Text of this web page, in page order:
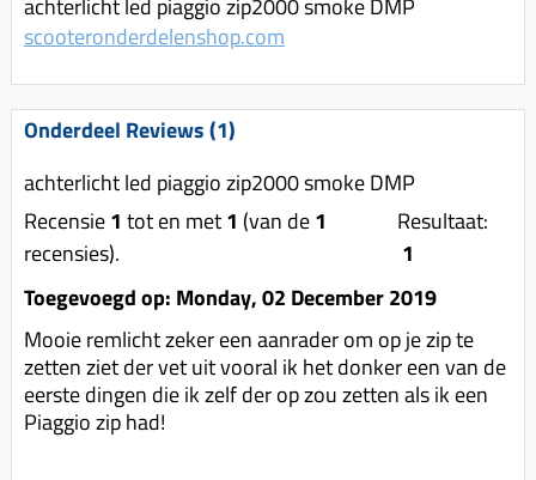
Radiateur (delen)
Waterpomp (delen)
Variorolsets
Pulley
Variateur (delen)
Variokit
Voor tandwielen
Zuigers
Origineel zuigers
Tomos opvoeren (kits)
Remschijven
Voorvork
Standaard
Kickstart (delen)
Accessoires overig
Gereedschap
achterlicht led piaggio zip2000 smoke DMP
scooteronderdelenshop.com
Onderdeel Reviews (1)
achterlicht led piaggio zip2000 smoke DMP
Recensie1 tot en met1 (van de1
recensies).
Resultaat:
1
Toegevoegd op: Monday, 02 December 2019
Mooie remlicht zeker een aanrader om op je zip te
zetten ziet der vet uit vooral ik het donker een van de
eerste dingen die ik zelf der op zou zetten als ik een
Piaggio zip had!